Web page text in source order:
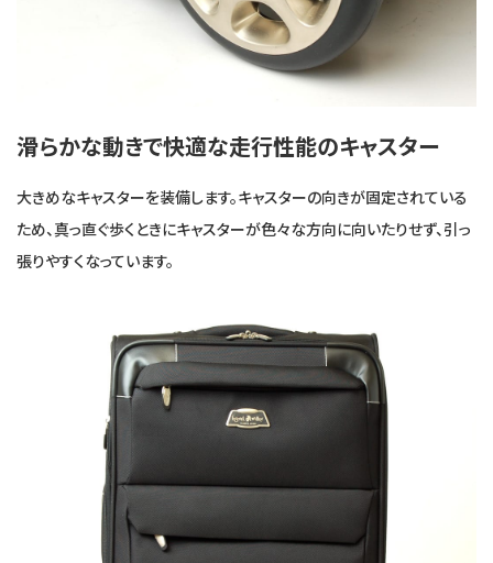
滑らかな動きで快適な走行性能のキャスター
大きめなキャスターを装備します。キャスターの向きが固定されている
ため、真っ直ぐ歩くときにキャスターが色々な方向に向いたりせず、引っ
張りやすくなっています。